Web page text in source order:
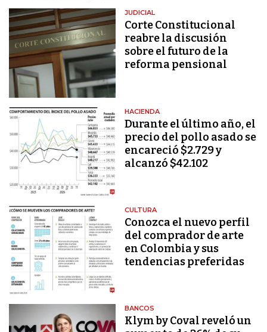
JUDICIAL
Corte Constitucional
reabre la discusión
sobre el futuro de la
reforma pensional
HACIENDA
Durante el último año, el
precio del pollo asado se
encareció $2.729 y
alcanzó $42.102
CULTURA
Conozca el nuevo perfil
del comprador de arte
en Colombia y sus
tendencias preferidas
BANCOS
Klym by Coval reveló un